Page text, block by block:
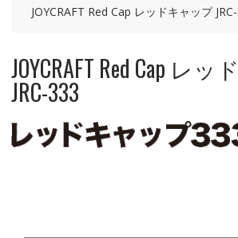
JOYCRAFT Red Cap レッドキャップ
JOYCRAFT Red Cap レ
JRC-333